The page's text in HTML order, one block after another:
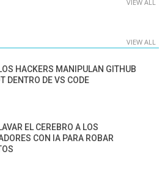
VIEW ALL
VIEW ALL
HACKERS MANIPULAN GITHUB
DENTRO DE VS CODE
EL CEREBRO A LOS
CON IA PARA ROBAR